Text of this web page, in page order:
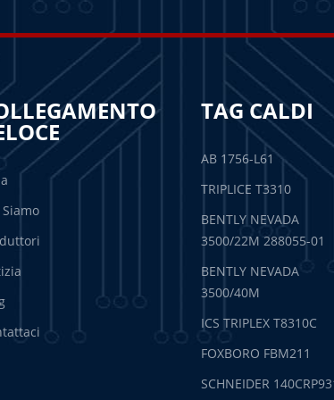
TAG CALDI
AB 1756-L61
TRIPLICE T3310
BENTLY NEVADA
3500/22M 288055-01
BENTLY NEVADA
3500/40M
ICS TRIPLEX T8310C
FOXBORO FBM211
SCHNEIDER